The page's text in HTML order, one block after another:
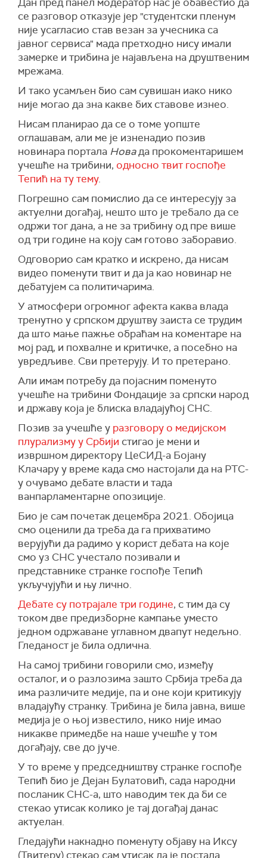
се разговор отказује јер "студентски пленум
није усагласио став везан за учесника са
јавног сервиса" мада претходно нису имали
замерке и трибина је најављена на друштвеним
мрежама.
И тако усамљен био сам сувишан иако нико
није могао да зна какве бих ставове изнео.
Нисам планирао да се о томе уопште
оглашавам, али ме је изненадио позив
новинара портала Новада прокоментаришем
учешће на трибини, односно твит госпође
Тепић на ту тему.
Погрешно сам помислио да се интересују за
актуелни догађај, нешто што је требало да се
одржи тог дана, а не за трибину од пре више
од три године на коју сам готово заборавио.
Одговорио сам кратко и искрено, да нисам
видео поменути твит и да ја као новинар не
дебатујем са политичарима.
У атмосфери огромног афекта каква влада
тренутно у српском друштву заиста се трудим
да што мање пажње обраћам на коментаре на
мој рад, и похвалне и критичке, а посебно на
увредљиве. Сви претерују. И то претерано.
Али имам потребу да појасним поменуто
учешће на трибини Фондације за српски народ
и државу која је блиска владајућој СНС.
Позив за учешће у разговору о медијском
плурализму у Србији стигао је мени и
извршном директору ЦеСИД-а Бојану
Клачару у време када смо настојали да на РТС-
у очувамо дебате власти и тада
ванпарламентарне опозиције.
Био је сам почетак децембра 2021. Обојица
смо оценили да треба да га прихватимо
верујући да радимо у корист дебата на које
смо уз СНС учестало позивали и
представнике странке госпође Тепић
укључујући и њу лично.
Дебате су потрајале три године, с тим да су
током две предизборне кампање уместо
једном одржаване углавном двапут недељно.
Гледаност је била одлична.
На самој трибини говорили смо, између
осталог, и о разлозима зашто Србија треба да
има различите медије, па и оне који критикују
владајућу странку. Трибина је била јавна, више
медија је о њој известило, нико није имао
никакве примедбе на наше учешће у том
догађају, све до јуче.
У то време у председништву странке госпође
Тепић био је Дејан Булатовић, сада народни
посланик СНС-а, што наводим тек да би се
стекао утисак колико је тај догађај данас
актуелан.
Гледајући накнадно поменуту објаву на Иксу
(Твитеру) стекао сам утисак да је постала